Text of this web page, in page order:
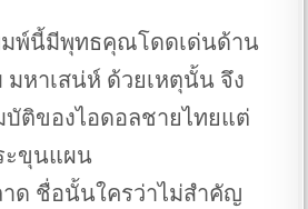
มพ์นี้มีพุทธคุณโดดเด่นด้าน
หาเสน่ห์ ด้วยเหตุนั้น จึง
ติของไอดอลชายไทยแต่
ะขุนแผน
าด ชื่อนั้นใครว่าไม่สำคัญ